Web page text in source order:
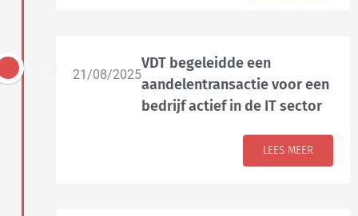
21/08/2025
VDT begeleidde een
aandelentransactie voor een
bedrijf actief in de IT sector
LEES MEER